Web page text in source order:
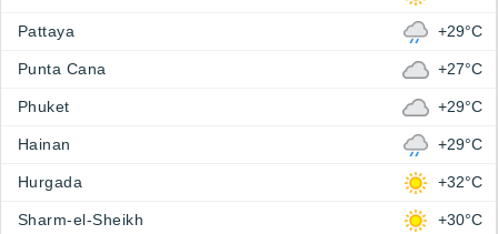
Pattaya +29°C
Punta Cana +27°C
Phuket +29°C
Hainan +29°C
Hurgada +32°C
Sharm-el-Sheikh +30°C